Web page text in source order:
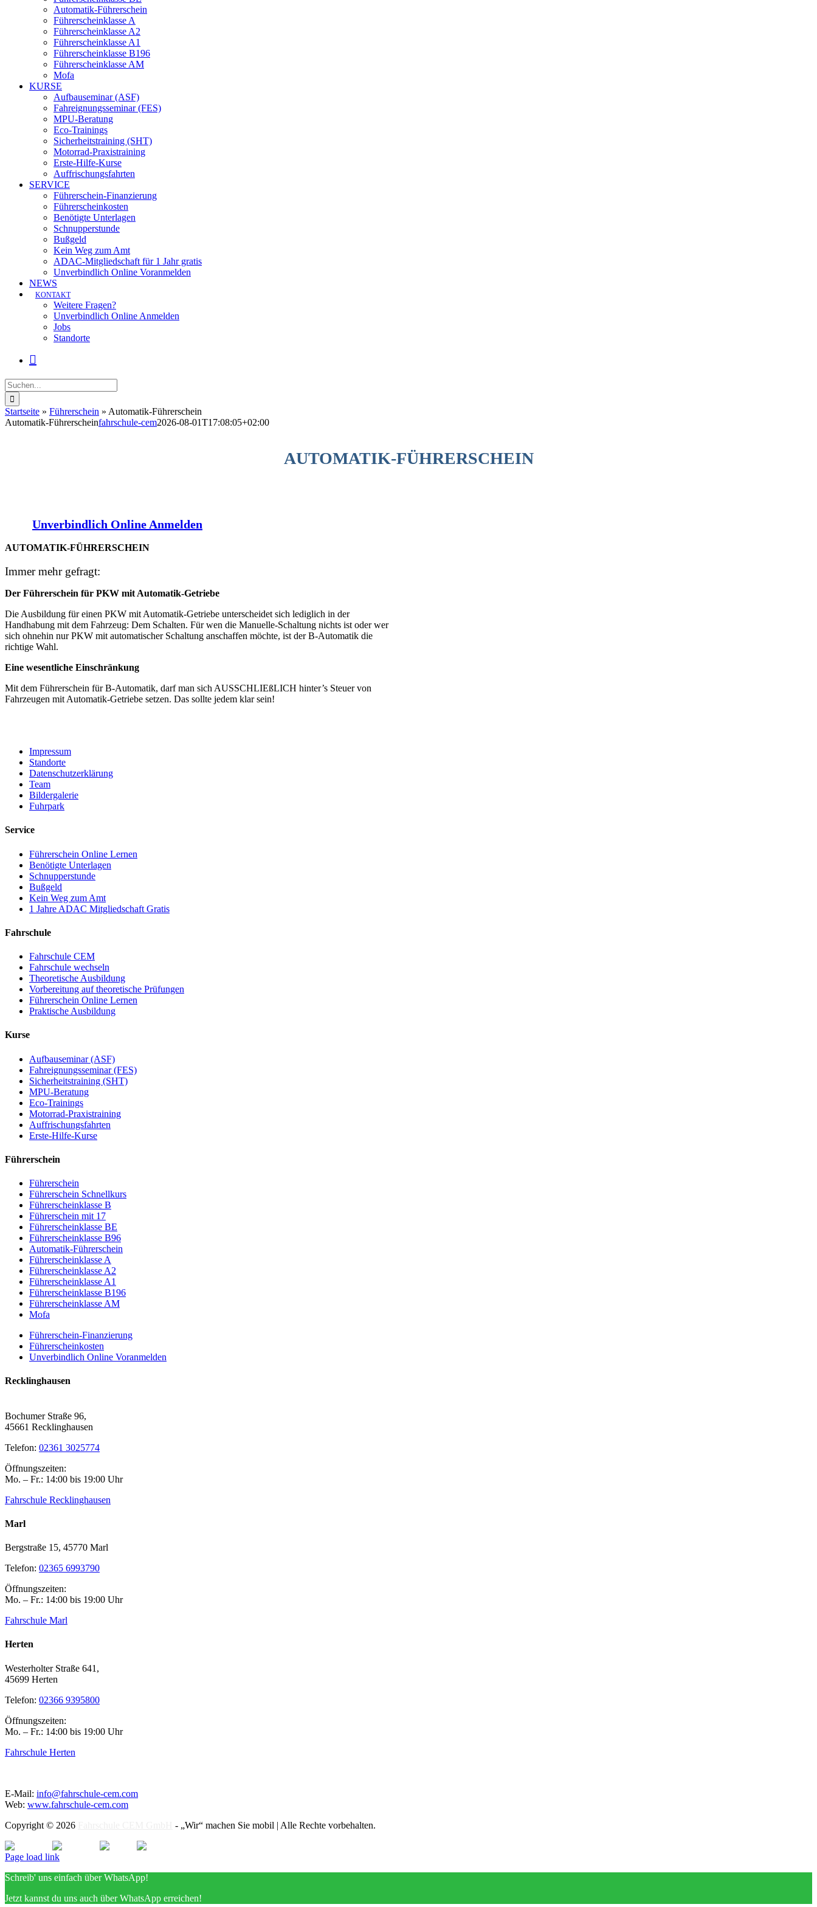
Automatik-Führerschein
Führerscheinklasse A
Führerscheinklasse A2
Führerscheinklasse A1
Führerscheinklasse B196
Führerscheinklasse AM
Mofa
KURSE
Aufbauseminar (ASF)
Fahreignungsseminar (FES)
MPU-Beratung
Eco-Trainings
Sicherheitstraining (SHT)
Motorrad-Praxistraining
Erste-Hilfe-Kurse
Auffrischungsfahrten
SERVICE
Führerschein-Finanzierung
Führerscheinkosten
Benötigte Unterlagen
Schnupperstunde
Bußgeld
Kein Weg zum Amt
ADAC-Mitgliedschaft für 1 Jahr gratis
Unverbindlich Online Voranmelden
NEWS
KONTAKT
Weitere Fragen?
Unverbindlich Online Anmelden
Jobs
Standorte
Suche
nach:
Startseite » Führerschein » Automatik-Führerschein
Automatik-Führerscheinfahrschule-cem2026-08-01T17:08:05+02:00
AUTOMATIK-FÜHRERSCHEIN
Unverbindlich Online Anmelden
AUTOMATIK-FÜHRERSCHEIN
Immer mehr gefragt:
Der Führerschein für PKW mit Automatik-Getriebe
Die Ausbildung für einen PKW mit Automatik-Getriebe unterscheidet sich lediglich in der
Handhabung mit dem Fahrzeug: Dem Schalten. Für wen die Manuelle-Schaltung nichts ist oder wer
sich ohnehin nur PKW mit automatischer Schaltung anschaffen möchte, ist der B-Automatik die
richtige Wahl.
Eine wesentliche Einschränkung
Mit dem Führerschein für B-Automatik, darf man sich AUSSCHLIEßLICH hinter’s Steuer von
Fahrzeugen mit Automatik-Getriebe setzen. Das sollte jedem klar sein!
Impressum
Standorte
Datenschutzerklärung
Team
Bildergalerie
Fuhrpark
Service
Führerschein Online Lernen
Benötigte Unterlagen
Schnupperstunde
Bußgeld
Kein Weg zum Amt
1 Jahre ADAC Mitgliedschaft Gratis
Fahrschule
Fahrschule CEM
Fahrschule wechseln
Theoretische Ausbildung
Vorbereitung auf theoretische Prüfungen
Führerschein Online Lernen
Praktische Ausbildung
Kurse
Aufbauseminar (ASF)
Fahreignungsseminar (FES)
Sicherheitstraining (SHT)
MPU-Beratung
Eco-Trainings
Motorrad-Praxistraining
Auffrischungsfahrten
Erste-Hilfe-Kurse
Führerschein
Führerschein
Führerschein Schnellkurs
Führerscheinklasse B
Führerschein mit 17
Führerscheinklasse BE
Führerscheinklasse B96
Automatik-Führerschein
Führerscheinklasse A
Führerscheinklasse A2
Führerscheinklasse A1
Führerscheinklasse B196
Führerscheinklasse AM
Mofa
Führerschein-Finanzierung
Führerscheinkosten
Unverbindlich Online Voranmelden
Recklinghausen
Bochumer Straße 96,
45661 Recklinghausen
Telefon: 02361 3025774
Öffnungszeiten:
Mo. – Fr.: 14:00 bis 19:00 Uhr
Fahrschule Recklinghausen
Marl
Bergstraße 15, 45770 Marl
Telefon: 02365 6993790
Öffnungszeiten:
Mo. – Fr.: 14:00 bis 19:00 Uhr
Fahrschule Marl
Herten
Westerholter Straße 641,
45699 Herten
Telefon: 02366 9395800
Öffnungszeiten:
Mo. – Fr.: 14:00 bis 19:00 Uhr
Fahrschule Herten
E-Mail: info@fahrschule-cem.com
Web: www.fahrschule-cem.com
Copyright © 2026
- „Wir“ machen Sie mobil | Alle Rechte vorbehalten.
Facebook
Instagram Twitter
Youtube
Page load link
Schreib' uns einfach über WhatsApp!
Jetzt kannst du uns auch über WhatsApp erreichen!